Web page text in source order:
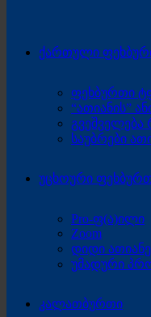
ქართული
ფეხბურთი
“ათიანის”
გვეშველება
საუბრები
უცხოური
Pro-ფ(ა)ილი
Zoom
დიდი
უმადური
კალათბურთი